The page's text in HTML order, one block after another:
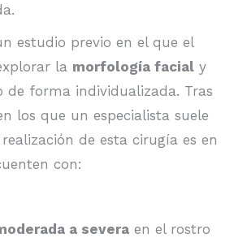
estudio previo en el que el
la morfología facial y
de forma individualizada. Tras
los que un especialista suele
de esta cirugía es en
con:
a severa en el rostro